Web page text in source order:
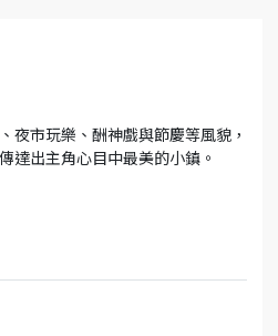
夜市玩樂、酬神戲與節慶等風貌，
達出主角心目中最美的小鎮。